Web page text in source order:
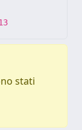
stati